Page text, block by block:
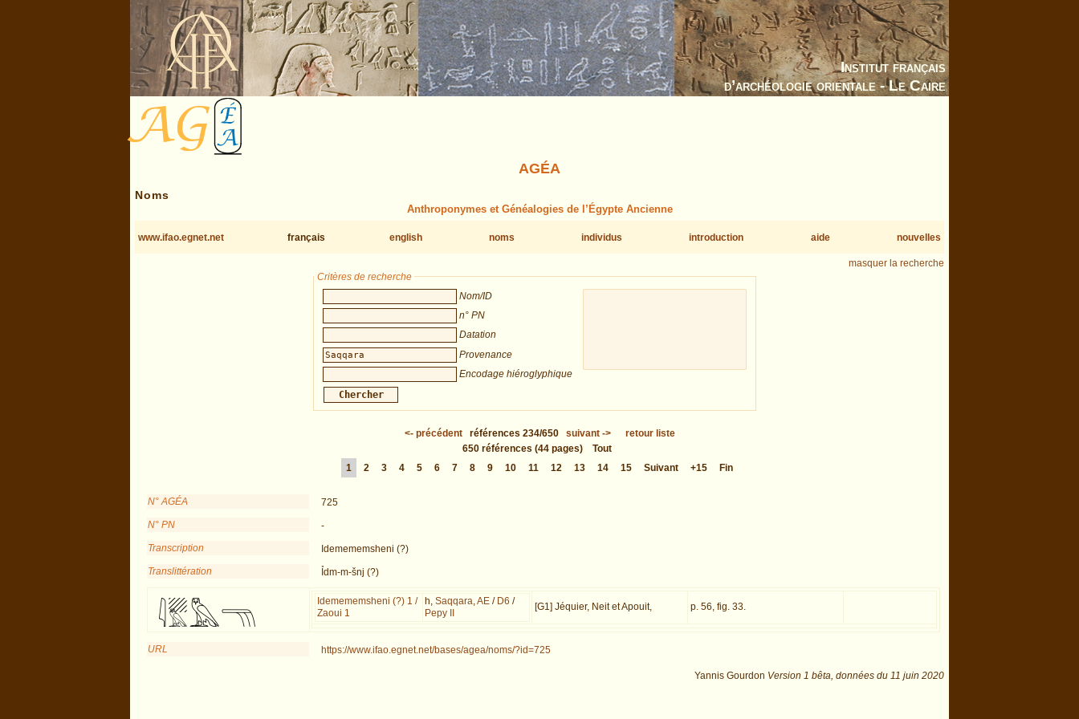
Institut français
d’archéologie orientale - Le Caire
AGÉA
Noms
Anthroponymes et Généalogies de l’Égypte Ancienne
www.ifao.egnet.net français english noms individus introduction aide nouvelles
masquer la recherche
Critères de recherche
Nom/ID
n° PN
Datation
Provenance
Encodage hiéroglyphique
<- précédent références 234/650 suivant->
retour liste
650 références (44 pages)
Tout
1
2 3 4 5 6 7 8 9 10 11 12 13 14 15 Suivant +15 Fin
N° AGÉA
725
N° PN
-
Transcription
Idemememsheni (?)
Translittération
Ỉdm-m-šnj (?)
Idemememsheni (?) 1 /
Zaoui 1
h,Saqqara,AE / D6 /
Pepy II
[G1] Jéquier, Neit et Apouit, p. 56, fig. 33.
URL https://www.ifao.egnet.net/bases/agea/noms/?id=725
Yannis Gourdon Version 1 bêta,données du 11 juin 2020